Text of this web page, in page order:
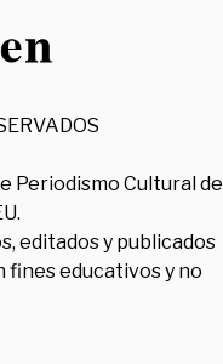
Periodismo Cultural de
editados y publicados
fines educativos y no